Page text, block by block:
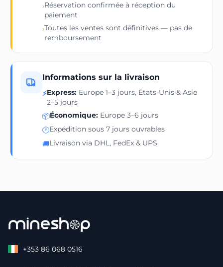
›Réservation confirmée à réception du
paiement
›Toutes les ventes sont définitives — pas de
remboursement
Informations sur la livraison
⚡Express: Europe 1–3 jours, États-Unis & Asie
2–5 jours
📦Économique: Europe 3–6 jours
🕐Expédition sous 7 jours ouvrables
🚚Livraison via DHL, FedEx & UPS
+353 86 068 0516